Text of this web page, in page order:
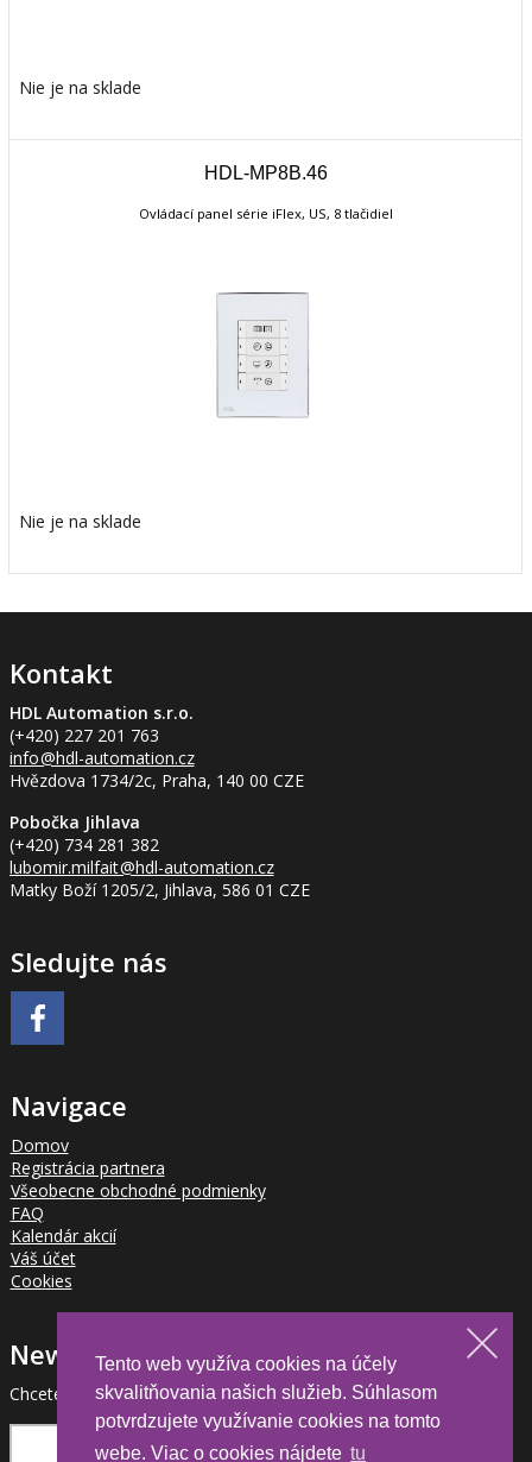
Tento web využíva cookies na účely
skvalitňovania našich služieb. Súhlasom
potvrdzujete využívanie cookies na tomto
webe. Viac o cookies nájdete tu
Nie je na sklade
HDL-MP8B.46
Ovládací panel série iFlex, US, 8 tlačidiel
Nie je na sklade
Kontakt
HDL Automation s.r.o.
(+420) 227 201 763
info@hdl-automation.cz
Hvězdova 1734/2c, Praha, 140 00 CZE
Pobočka Jihlava
(+420) 734 281 382
lubomir.milfait@hdl-automation.cz
Matky Boží 1205/2, Jihlava, 586 01 CZE
Sledujte nás
Navigace
Domov
Registrácia partnera
Všeobecne obchodné podmienky
FAQ
Kalendár akcií
Váš účet
Cookies
Newsletter
Chcete byť informovaný o novinkách pre partnerov?